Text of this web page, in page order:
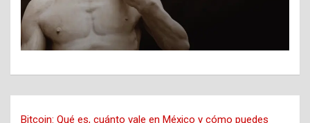
Bitcoin: Qué es, cuánto vale en México y cómo puedes